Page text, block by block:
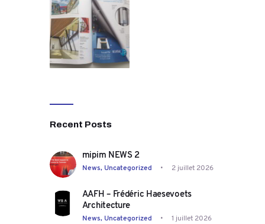
Recent Posts
mipim NEWS 2
News, Uncategorized 2 juillet 2026
AAFH – Frédéric Haesevoets
Architecture
News, Uncategorized 1 juillet 2026